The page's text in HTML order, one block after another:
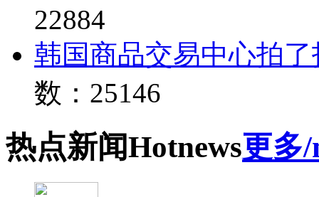
22884
韩国商品交易中心拍
数：25146
热点新闻Hotnews更多